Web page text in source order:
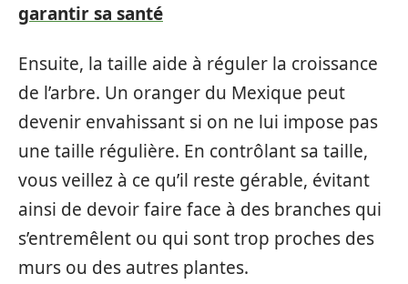
garantir sa santé
Ensuite, la taille aide à réguler la croissance
de l’arbre. Un oranger du Mexique peut
devenir envahissant si on ne lui impose pas
une taille régulière. En contrôlant sa taille,
vous veillez à ce qu’il reste gérable, évitant
ainsi de devoir faire face à des branches qui
s’entremêlent ou qui sont trop proches des
murs ou des autres plantes.